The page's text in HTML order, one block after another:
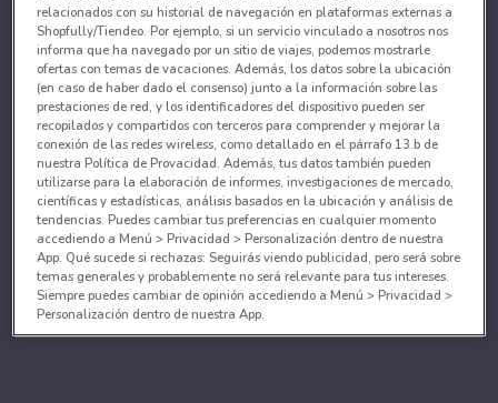
relacionados con su historial de navegación en plataformas externas a
Shopfully/Tiendeo. Por ejemplo, si un servicio vinculado a nosotros nos
informa que ha navegado por un sitio de viajes, podemos mostrarle
ofertas con temas de vacaciones. Además, los datos sobre la ubicación
(en caso de haber dado el consenso) junto a la información sobre las
prestaciones de red, y los identificadores del dispositivo pueden ser
recopilados y compartidos con terceros para comprender y mejorar la
conexión de las redes wireless, como detallado en el párrafo 13.b de
nuestra Política de Provacidad. Además, tus datos también pueden
utilizarse para la elaboración de informes, investigaciones de mercado,
científicas y estadísticas, análisis basados en la ubicación y análisis de
tendencias. Puedes cambiar tus preferencias en cualquier momento
accediendo a Menú > Privacidad > Personalización dentro de nuestra
App. Qué sucede si rechazas: Seguirás viendo publicidad, pero será sobre
temas generales y probablemente no será relevante para tus intereses.
Siempre puedes cambiar de opinión accediendo a Menú > Privacidad >
Personalización dentro de nuestra App.